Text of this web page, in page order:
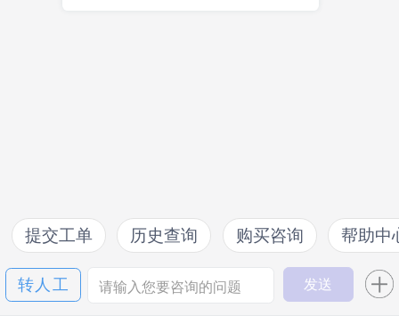
提交工单 历史查询 购买咨询 帮助中
转人工